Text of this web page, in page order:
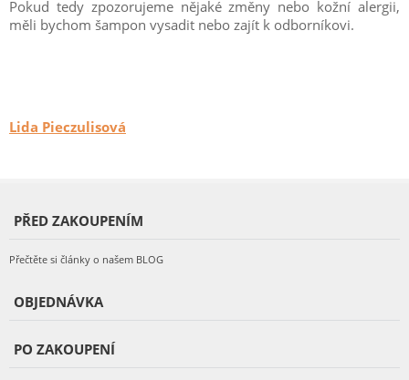
Pokud tedy zpozorujeme nějaké změny nebo kožní alergii,
měli bychom šampon vysadit nebo zajít k odborníkovi.
Lida Pieczulisová
PŘED ZAKOUPENÍM
Přečtěte si články o našem BLOG
OBJEDNÁVKA
PO ZAKOUPENÍ